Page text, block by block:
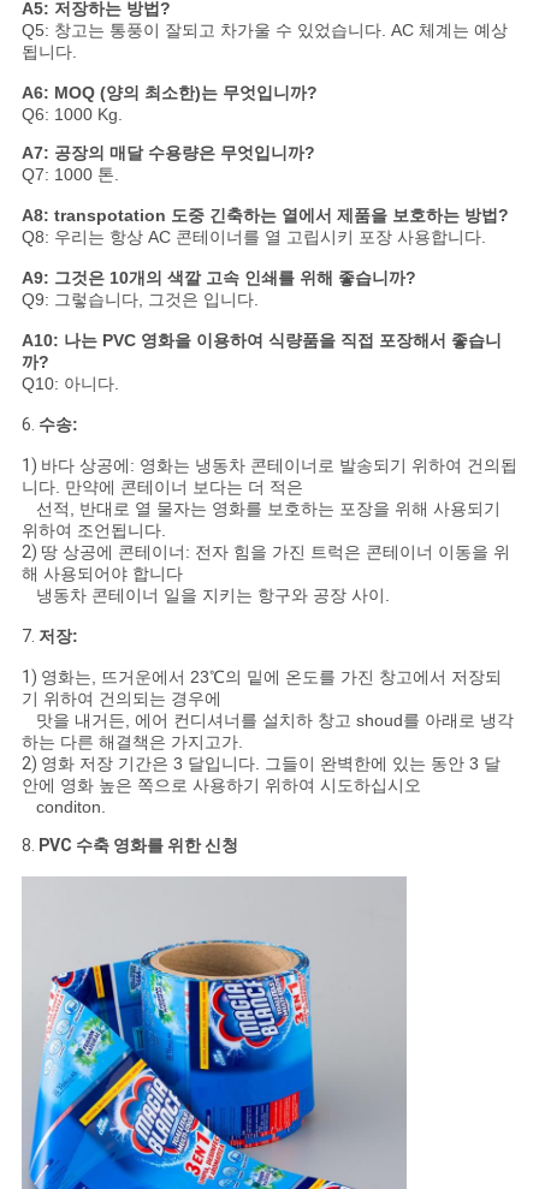
A5: 저장하는 방법?
Q5: 창고는 통풍이 잘되고 차가울 수 있었습니다. AC 체계는 예상
됩니다.
A6: MOQ (양의 최소한)는 무엇입니까?
Q6: 1000 Kg.
A7: 공장의 매달 수용량은 무엇입니까?
Q7: 1000 톤.
A8: transpotation 도중 긴축하는 열에서 제품을 보호하는 방법?
Q8: 우리는 항상 AC 콘테이너를 열 고립시키 포장 사용합니다.
A9: 그것은 10개의 색깔 고속 인쇄를 위해 좋습니까?
Q9: 그렇습니다, 그것은 입니다.
A10: 나는 PVC 영화을 이용하여 식량품을 직접 포장해서 좋습니
까?
Q10: 아니다.
6. 수송:
1) 바다 상공에: 영화는 냉동차 콘테이너로 발송되기 위하여 건의됩
니다. 만약에 콘테이너 보다는 더 적은
선적, 반대로 열 물자는 영화를 보호하는 포장을 위해 사용되기
위하여 조언됩니다.
2) 땅 상공에 콘테이너: 전자 힘을 가진 트럭은 콘테이너 이동을 위
해 사용되어야 합니다
냉동차 콘테이너 일을 지키는 항구와 공장 사이.
7. 저장:
1) 영화는, 뜨거운에서 23℃의 밑에 온도를 가진 창고에서 저장되
기 위하여 건의되는 경우에
맛을 내거든, 에어 컨디셔너를 설치하 창고 shoud를 아래로 냉각
하는 다른 해결책은 가지고가.
2) 영화 저장 기간은 3 달입니다. 그들이 완벽한에 있는 동안 3 달
안에 영화 높은 쪽으로 사용하기 위하여 시도하십시오
conditon.
8. PVC 수축 영화를 위한 신청